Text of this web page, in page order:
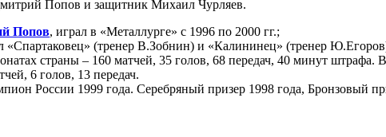
Попов и защитник Михаил Чурляев.
Попов, играл в «Металлурге» с 1996 по 2000 гг.;
«Спартаковец» (тренер В.Зобнин) и «Калининец» (тренер
страны – 160 матчей, 35 голов, 68 передач, 40 минут
6 голов, 13 передач.
России 1999 года. Серебряный призер 1998 года, Бронзовый